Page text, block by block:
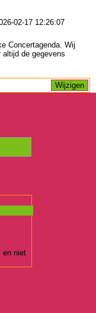
02-17 12:26:07
Concertagenda. Wij
altijd de gegevens
en niet